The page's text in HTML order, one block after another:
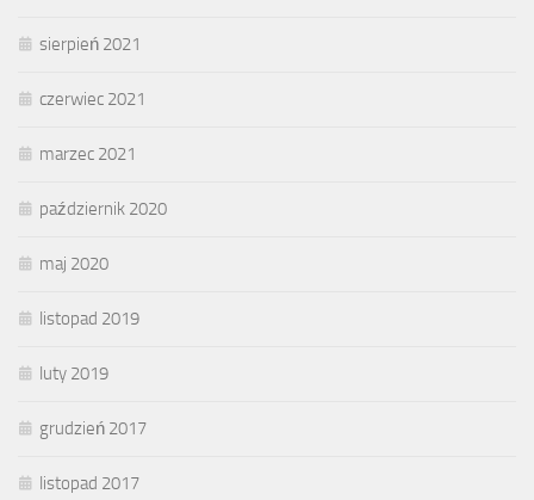
sierpień 2021
czerwiec 2021
marzec 2021
październik 2020
maj 2020
listopad 2019
luty 2019
grudzień 2017
listopad 2017